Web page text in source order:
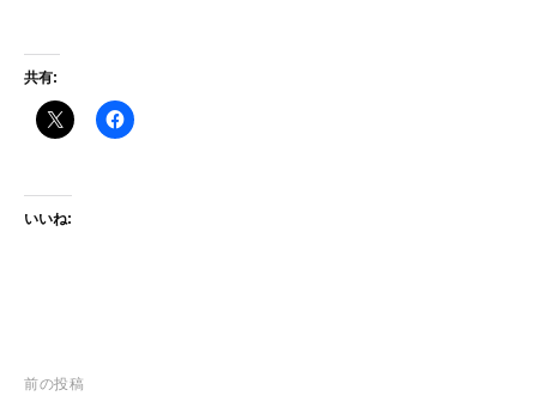
共有:
いいね:
投
前の投稿